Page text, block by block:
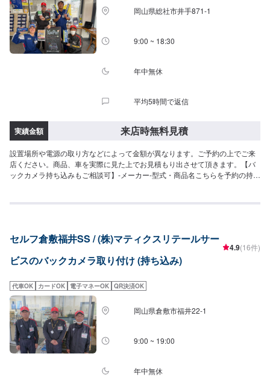
岡山県総社市井手871-1
9:00 ~ 18:30
年中無休
平均5時間で返信
実績金額 来店時無料見積
設置場所や電源の取り方などによって金額が異なります。ご予約の上でご来
店ください。商品、車を実際に見た上でお見積もり出させて頂きます。【バ
ックカメラ持ち込みもご相談可】-メーカー-型式・商品名こちらを予約の持ち
どもご相談くださいませ。【取り外しもご相談ください】バックカメラの取
セルフ倉敷福井SS / (株)マティクスリテールサー
ビスのバックカメラ取り付け (持ち込み)
4.9(16件)
代車OK カードOK 電子マネーOK QR決済OK
岡山県倉敷市福井22-1
9:00 ~ 19:00
年中無休